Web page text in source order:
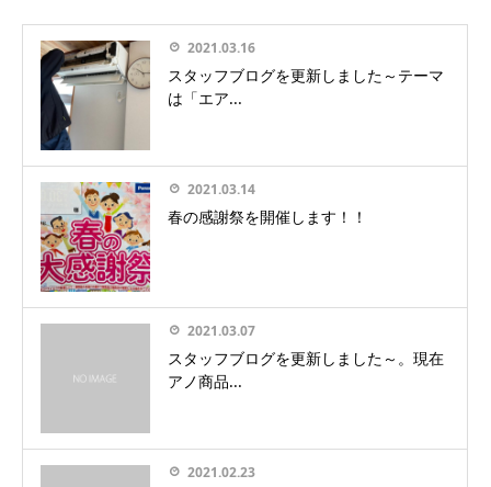
2021.03.16
スタッフブログを更新しました～テーマ
は「エア...
2021.03.14
春の感謝祭を開催します！！
2021.03.07
スタッフブログを更新しました～。現在
アノ商品...
2021.02.23